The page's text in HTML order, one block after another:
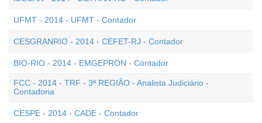
UFMT - 2014 - UFMT - Contador
CESGRANRIO - 2014 - CEFET-RJ - Contador
BIO-RIO - 2014 - EMGEPRON - Contador
FCC - 2014 - TRF - 3ª REGIÃO - Analista Judiciário -
Contadoria
CESPE - 2014 - CADE - Contador